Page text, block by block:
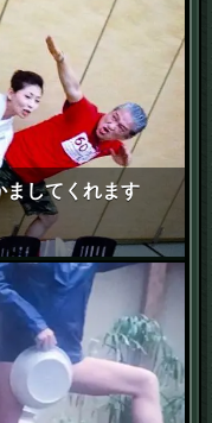
ましてくれます